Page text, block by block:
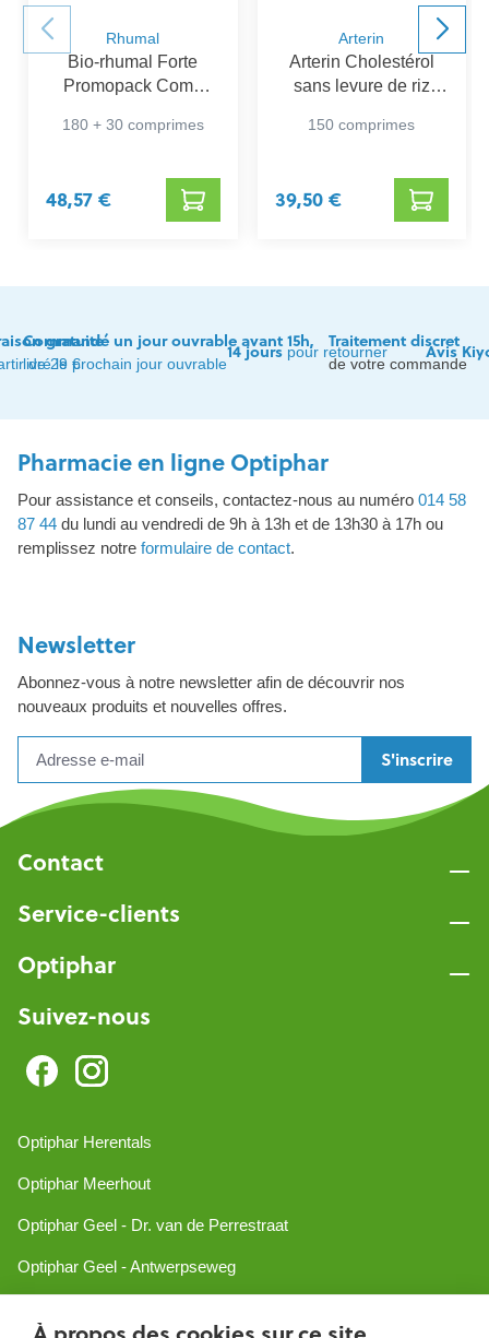
Rhumal
Bio-rhumal Forte
Promopack Comp
180 + 30 comprimes
48,57 €
Arterin
Arterin Cholestérol
sans levure de riz
150 comprimes
39,50 €
gratuite
de 29 €
Commandé un jour ouvrable avant 15h,
livré le prochain jour ouvrable
14 jourspour retourner
Traitement discret
de votre commande
Avis
Pharmacie en ligne Optiphar
Pour assistance et conseils, contactez-nous au numéro 014 58
87 44 du lundi au vendredi de 9h à 13h et de 13h30 à 17h ou
remplissez notre formulaire de contact.
Newsletter
Abonnez-vous à notre newsletter afin de découvrir nos
nouveaux produits et nouvelles offres.
S'inscrire
Contact
Service-clients
Optiphar
Suivez-nous
Optiphar Herentals
Optiphar Meerhout
Optiphar Geel - Dr. van de Perrestraat
Optiphar Geel - Antwerpseweg